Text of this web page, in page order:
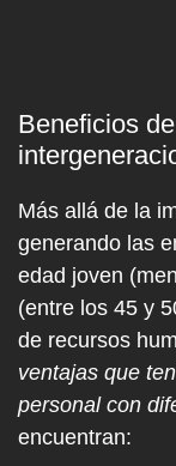
Beneficios
Más allá de la
generando las
edad joven
(entre los 45 y
de recursos
ventajas que
personal con
encuentran: